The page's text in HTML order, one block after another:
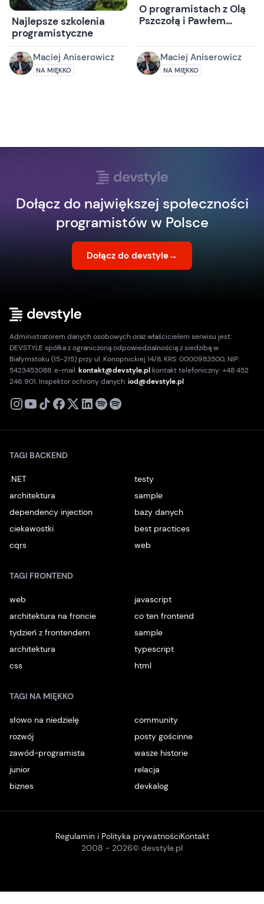
Najlepsze szkolenia
programistyczne
Maciej Aniserowicz
NA MIĘKKO
O programistach z Olą
Pszczołą i Pawłem
Maciej Aniserowicz
NA MIĘKKO
Dołącz do największej społeczności
programistów w Polsce
Dołącz do devstyle→
Administratorem danych osobowych oraz właścicielem serwisu jest:
DEVSTYLE spółka z ograniczoną odpowiedzialnością z siedzibą w
Białymstoku (15-215) przy ul. Konopnickiej 14/8, KRS: 0000983500, NIP:
5423453088. e-mail:kontakt@devstyle.plkontakt telefoniczny: +48 452
246 901. Inspektor ochrony danych:iod@devstyle.pl
X
TAGI BACKEND
.NET
testy
architektura
sample
dependency injection
bazy danych
ciekawostki
best practices
cqrs
web
TAGI FRONTEND
web
javascript
architektura na froncie
co ten frontend
tydzień z frontendem
sample
architektura
typescript
css
html
TAGI NA MIĘKKO
słowo na niedzielę
community
rozwój
posty gościnne
zawód-programista
wasze historie
junior
relacja
biznes
devkalog
2008 - 2026© devstyle.pl
Regulamin i Polityka prywatnościKontakt